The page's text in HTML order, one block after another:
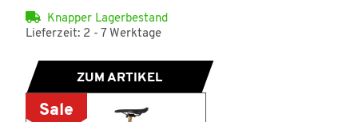
Knapper Lagerbestand
Lieferzeit: 2 - 7 Werktage
ZUM ARTIKEL
Sale